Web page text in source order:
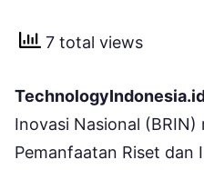
7 total views
Inovasi Nasional (BRIN)
Pemanfaatan Riset dan